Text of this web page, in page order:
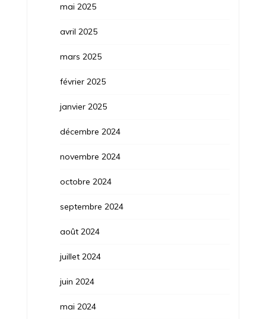
mai 2025
avril 2025
mars 2025
février 2025
janvier 2025
décembre 2024
novembre 2024
octobre 2024
septembre 2024
août 2024
juillet 2024
juin 2024
mai 2024